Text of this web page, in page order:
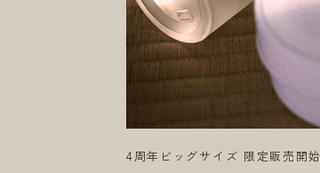
4周年ビッグサイズ 限定販売開始